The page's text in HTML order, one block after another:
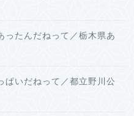
ったんだねって／栃木県あ
ぱいだねって／都立野川公